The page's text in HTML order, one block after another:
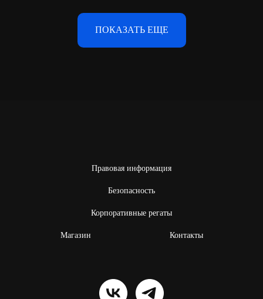
ПОКАЗАТЬ ЕЩЕ
Правовая информация
Безопасность
Корпоративные регаты
Магазин Контакты